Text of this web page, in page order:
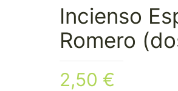
Incienso
Romero
2,50 €